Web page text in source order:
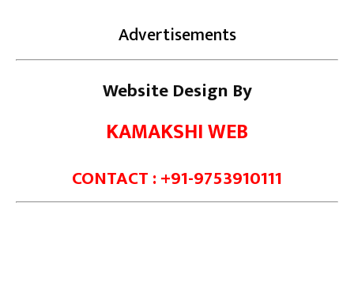
Advertisements
Website Design By
KAMAKSHI WEB
CONTACT : +91-9753910111